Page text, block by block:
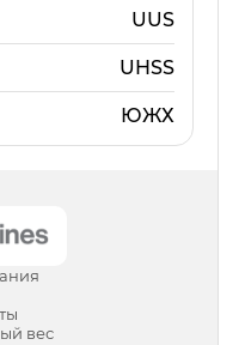
UUS
UHSS
ЮЖХ
вес